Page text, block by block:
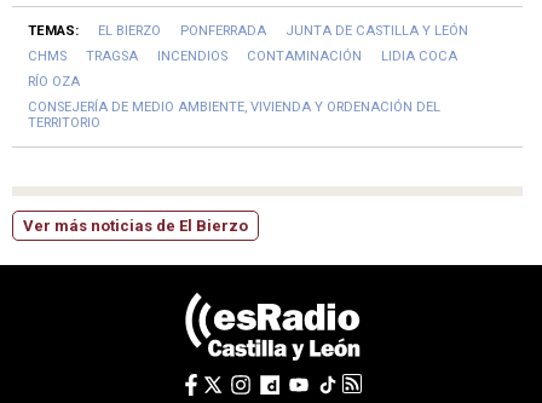
TEMAS: EL BIERZO PONFERRADA
JUNTA DE CASTILLA Y LEÓN
CHMS
TRAGSA INCENDIOS CONTAMINACIÓN
LIDIA COCA
RÍO OZA
CONSEJERÍA DE MEDIO AMBIENTE, VIVIENDA Y ORDENACIÓN DEL
TERRITORIO
Ver más noticias de El Bierzo